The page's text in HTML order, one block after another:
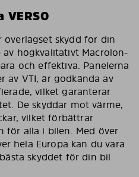
överlägset skydd för din
av högkvalitativt Macrolon-
och effektiva. Panelerna
av VTI, är godkända av
vilket garanterar
De skyddar mot värme,
vilket förbättrar
för alla i bilen. Med över
hela Europa kan du vara
skyddet för din bil